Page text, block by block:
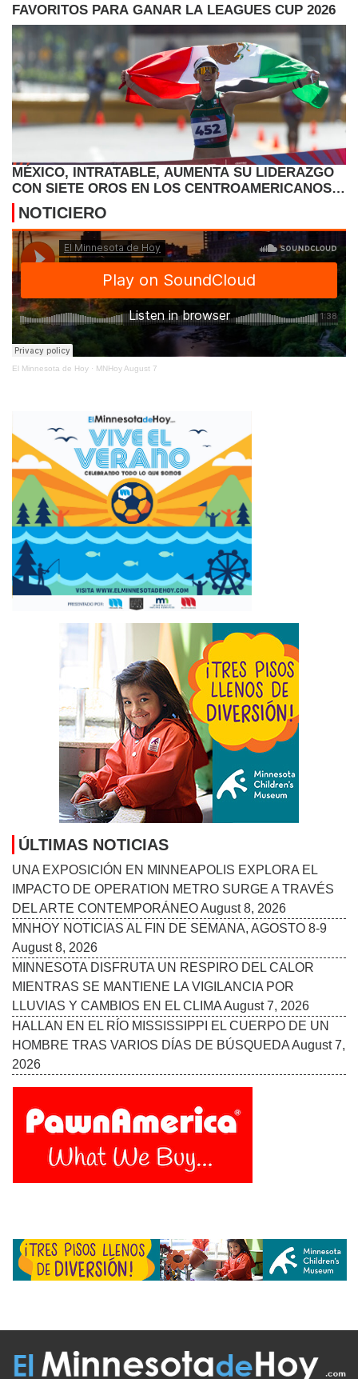
FAVORITOS PARA GANAR LA LEAGUES CUP 2026
MÉXICO, INTRATABLE, AUMENTA SU LIDERAZGO
CON SIETE OROS EN LOS CENTROAMERICANOS Y
CARIBE
NOTICIERO
El Minnesota de Hoy · MNHoy August 7
ÚLTIMAS NOTICIAS
UNA EXPOSICIÓN EN MINNEAPOLIS EXPLORA EL
IMPACTO DE OPERATION METRO SURGE A TRAVÉS
DEL ARTE CONTEMPORÁNEOAugust 8, 2026
MNHOY NOTICIAS AL FIN DE SEMANA, AGOSTO 8-9
August 8, 2026
MINNESOTA DISFRUTA UN RESPIRO DEL CALOR
MIENTRAS SE MANTIENE LA VIGILANCIA POR
LLUVIAS Y CAMBIOS EN EL CLIMAAugust 7, 2026
HALLAN EN EL RÍO MISSISSIPPI EL CUERPO DE UN
HOMBRE TRAS VARIOS DÍAS DE BÚSQUEDAAugust 7,
2026